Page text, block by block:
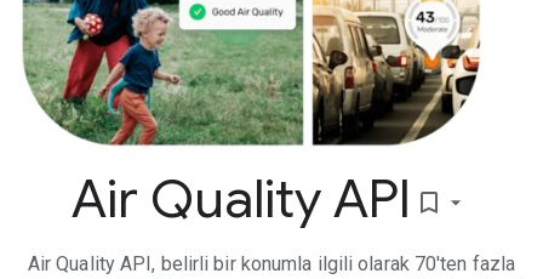
Air Quality API bookmark_border
Air Quality API, belirli bir konumla ilgili olarak 70'ten fazla